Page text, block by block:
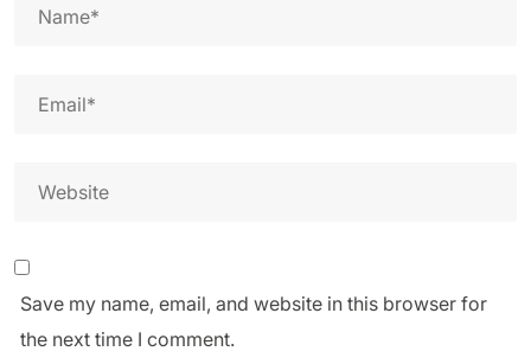
Save my name, email, and website in this browser for
the next time I comment.